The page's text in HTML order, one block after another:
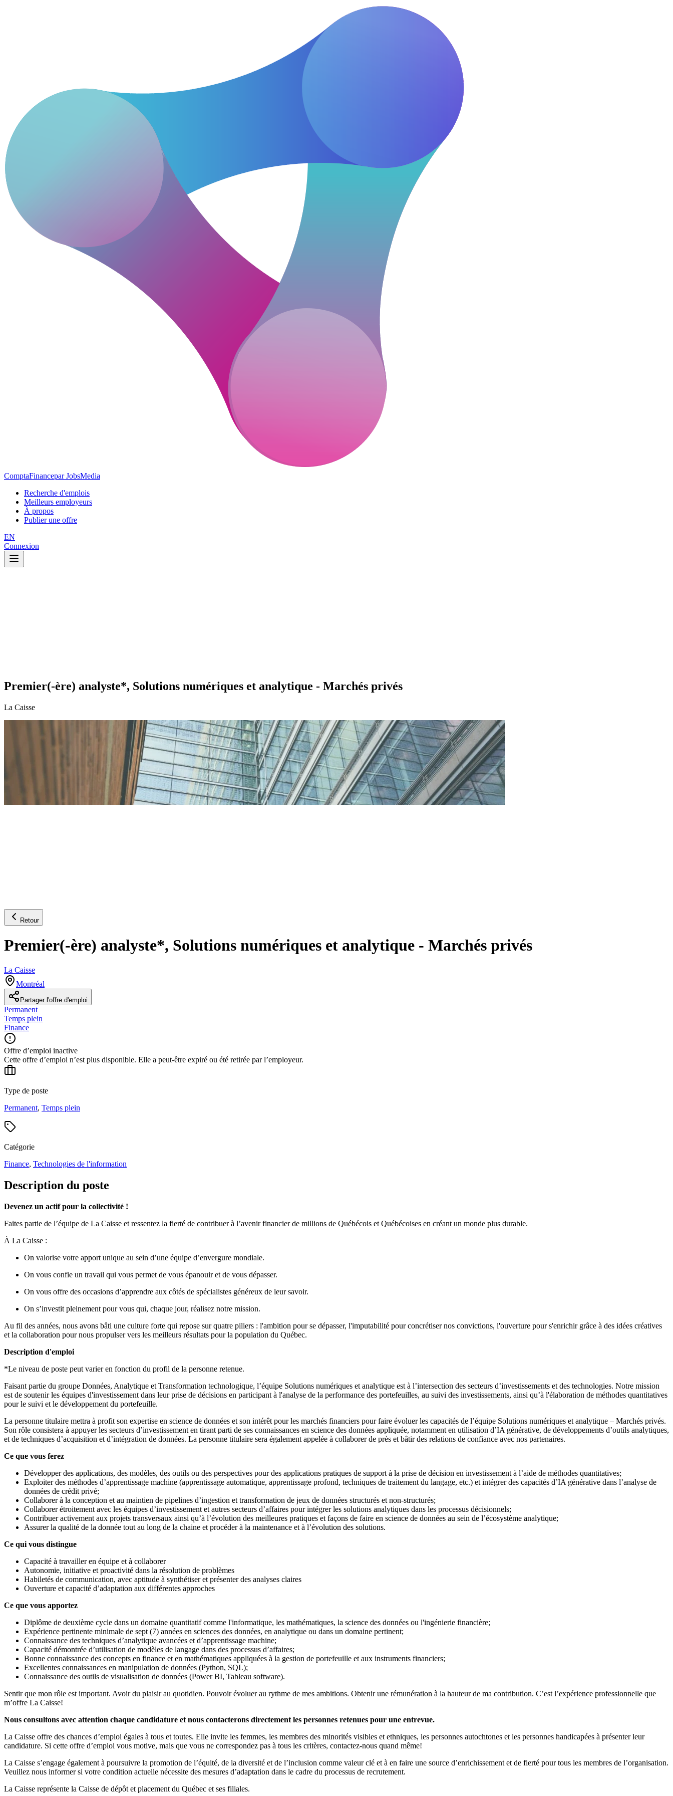
ComptaFinancepar JobsMedia
Recherche d'emplois
Meilleurs employeurs
À propos
Publier une offre
EN
Connexion
Premier(-ère) analyste*, Solutions numériques et analytique - Marchés privés
La Caisse
Retour
Premier(-ère) analyste*, Solutions numériques et analytique - Marchés privés
La Caisse
Montréal
Partager l'offre d'emploi
Permanent
Temps plein
Finance
Offre d’emploi inactive
Cette offre d’emploi n’est plus disponible. Elle a peut-être expiré ou été retirée par l’employeur.
Type de poste
Permanent, Temps plein
Catégorie
Finance, Technologies de l'information
Description du poste
Devenez un actif pour la collectivité !
Faites partie de l’équipe de La Caisse et ressentez la fierté de contribuer à l’avenir financier de millions de Québécois et Québécoises en créant un monde plus durable.
À La Caisse :
On valorise votre apport unique au sein d’une équipe d’envergure mondiale.
On vous confie un travail qui vous permet de vous épanouir et de vous dépasser.
On vous offre des occasions d’apprendre aux côtés de spécialistes généreux de leur savoir.
On s’investit pleinement pour vous qui, chaque jour, réalisez notre mission.
Au fil des années, nous avons bâti une culture forte qui repose sur quatre piliers : l'ambition pour se dépasser, l'imputabilité pour concrétiser nos convictions, l'ouverture pour s'enrichir grâce à des idées créatives
et la collaboration pour nous propulser vers les meilleurs résultats pour la population du Québec.
Description d'emploi
*Le niveau de poste peut varier en fonction du profil de la personne retenue.
Faisant partie du groupe Données, Analytique et Transformation technologique, l’équipe Solutions numériques et analytique est à l’intersection des secteurs d’investissements et des technologies. Notre mission
est de soutenir les équipes d'investissement dans leur prise de décisions en participant à l'analyse de la performance des portefeuilles, au suivi des investissements, ainsi qu’à l'élaboration de méthodes quantitatives
pour le suivi et le développement du portefeuille.
La personne titulaire mettra à profit son expertise en science de données et son intérêt pour les marchés financiers pour faire évoluer les capacités de l’équipe Solutions numériques et analytique – Marchés privés.
Son rôle consistera à appuyer les secteurs d’investissement en tirant parti de ses connaissances en science des données appliquée, notamment en utilisation d’IA générative, de développements d’outils analytiques,
et de techniques d’acquisition et d’intégration de données. La personne titulaire sera également appelée à collaborer de près et bâtir des relations de confiance avec nos partenaires.
Ce que vous ferez
Développer des applications, des modèles, des outils ou des perspectives pour des applications pratiques de support à la prise de décision en investissement à l’aide de méthodes quantitatives;
Exploiter des méthodes d’apprentissage machine (apprentissage automatique, apprentissage profond, techniques de traitement du langage, etc.) et intégrer des capacités d’IA générative dans l’analyse de
données de crédit privé;
Collaborer à la conception et au maintien de pipelines d’ingestion et transformation de jeux de données structurés et non-structurés;
Collaborer étroitement avec les équipes d’investissement et autres secteurs d’affaires pour intégrer les solutions analytiques dans les processus décisionnels;
Contribuer activement aux projets transversaux ainsi qu’à l’évolution des meilleures pratiques et façons de faire en science de données au sein de l’écosystème analytique;
Assurer la qualité de la donnée tout au long de la chaine et procéder à la maintenance et à l’évolution des solutions.
Ce qui vous distingue
Capacité à travailler en équipe et à collaborer
Autonomie, initiative et proactivité dans la résolution de problèmes
Habiletés de communication, avec aptitude à synthétiser et présenter des analyses claires
Ouverture et capacité d’adaptation aux différentes approches
Ce que vous apportez
Diplôme de deuxième cycle dans un domaine quantitatif comme l'informatique, les mathématiques, la science des données ou l'ingénierie financière;
Expérience pertinente minimale de sept (7) années en sciences des données, en analytique ou dans un domaine pertinent;
Connaissance des techniques d’analytique avancées et d’apprentissage machine;
Capacité démontrée d’utilisation de modèles de langage dans des processus d’affaires;
Bonne connaissance des concepts en finance et en mathématiques appliquées à la gestion de portefeuille et aux instruments financiers;
Excellentes connaissances en manipulation de données (Python, SQL);
Connaissance des outils de visualisation de données (Power BI, Tableau software).
Sentir que mon rôle est important. Avoir du plaisir au quotidien. Pouvoir évoluer au rythme de mes ambitions. Obtenir une rémunération à la hauteur de ma contribution. C’est l’expérience professionnelle que
m’offre La Caisse!
Nous consultons avec attention chaque candidature et nous contacterons directement les personnes retenues pour une entrevue.
La Caisse offre des chances d’emploi égales à tous et toutes. Elle invite les femmes, les membres des minorités visibles et ethniques, les personnes autochtones et les personnes handicapées à présenter leur
candidature. Si cette offre d’emploi vous motive, mais que vous ne correspondez pas à tous les critères, contactez-nous quand même!
La Caisse s’engage également à poursuivre la promotion de l’équité, de la diversité et de l’inclusion comme valeur clé et à en faire une source d’enrichissement et de fierté pour tous les membres de l’organisation.
Veuillez nous informer si votre condition actuelle nécessite des mesures d’adaptation dans le cadre du processus de recrutement.
La Caisse représente la Caisse de dépôt et placement du Québec et ses filiales.